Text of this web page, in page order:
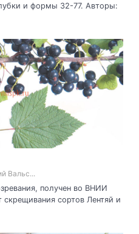
и формы 32-77. Авторы:
Вальс...
получен во ВНИИ
скрещивания сортов Лентяй и